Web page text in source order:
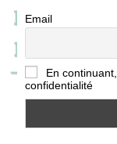
Email
En
confidentialité